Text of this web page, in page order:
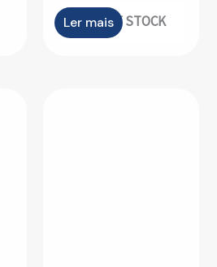
OUT OF STOCK
Ler mais